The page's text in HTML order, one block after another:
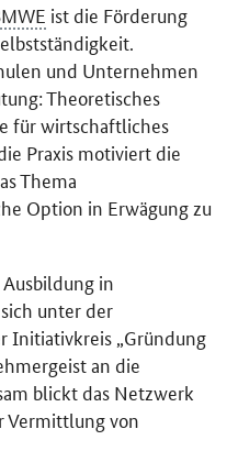
ist die Förderung
und Unternehmen
Theoretisches
für wirtschaftliches
Praxis motiviert die
Thema
Option in Erwägung zu
in
unter der
Initiativkreis „Gründung
an die
blickt das Netzwerk
Vermittlung von